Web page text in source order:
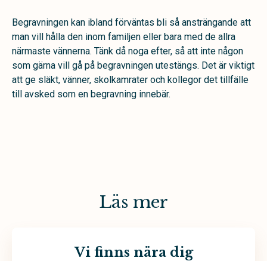
Begravningen kan ibland förväntas bli så ansträngande att
man vill hålla den inom familjen eller bara med de allra
närmaste vännerna. Tänk då noga efter, så att inte någon
som gärna vill gå på begravningen utestängs. Det är viktigt
att ge släkt, vänner, skolkamrater och kollegor det tillfälle
till avsked som en begravning innebär.
Läs mer
Vi finns nära dig